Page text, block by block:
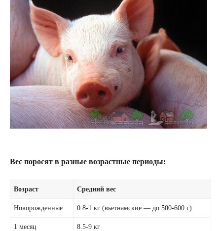
Вес поросят в разные возрастные периоды:
Возраст Средний вес
Новорожденные 0.8-1 кг (вьетнамские — до 500-600 г)
1 месяц 8.5-9 кг